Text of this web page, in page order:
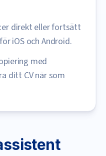
direkt eller fortsätt
iOS och Android.
med
ditt CV när som